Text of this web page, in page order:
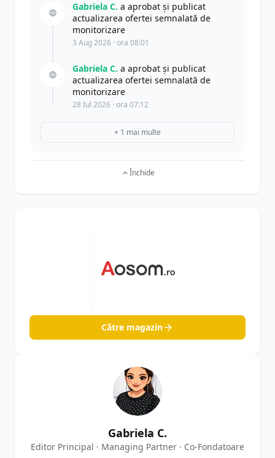
Gabriela C. a aprobat și publicat
actualizarea ofertei semnalată de
monitorizare
3 Aug 2026 · ora 08:01
Gabriela C. a aprobat și publicat
actualizarea ofertei semnalată de
monitorizare
28 Iul 2026 · ora 07:12
+ 1 mai multe
Închide
Către magazin
Gabriela C.
Editor Principal · Managing Partner · Co-Fondatoare